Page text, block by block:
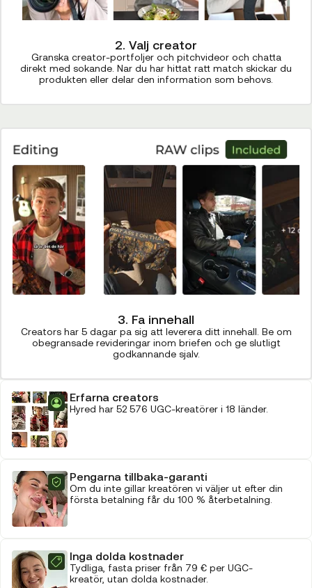
2. Valj creator
Granska creator-portfoljer och pitchvideor och chatta
direkt med sokande. Nar du har hittat ratt match skickar du
produkten eller delar den information som behovs.
3. Fa innehall
Creators har 5 dagar pa sig att leverera ditt innehall. Be om
obegransade revideringar inom briefen och ge slutligt
godkannande sjalv.
Erfarna creators
Hyred har 52 576 UGC-kreatörer i 18 länder.
Pengarna tillbaka-garanti
Om du inte gillar kreatören vi väljer ut efter din
första betalning får du 100 % återbetalning.
Inga dolda kostnader
Tydliga, fasta priser från 79 € per UGC-
kreatör, utan dolda kostnader.